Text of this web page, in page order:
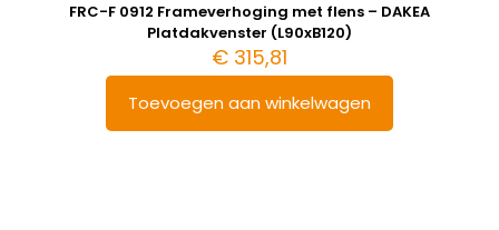
FRC-F 0912 Frameverhoging met flens – DAKEA
Platdakvenster (L90xB120)
€ 315,81
Toevoegen aan winkelwagen